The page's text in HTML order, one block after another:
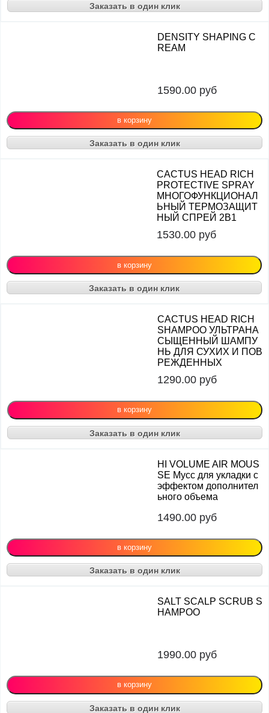
Заказать в один клик
DENSITY SHAPING C
REAM
1590.00 руб
Заказать в один клик
CACTUS HEAD RICH
PROTECTIVE SPRAY
МНОГОФУНКЦИОНАЛ
ЬНЫЙ ТЕРМОЗАЩИТ
НЫЙ СПРЕЙ 2В1
1530.00 руб
Заказать в один клик
CACTUS HEAD RICH
SHAMPOO УЛЬТРАНА
СЫЩЕННЫЙ ШАМПУ
НЬ ДЛЯ СУХИХ И ПОВ
РЕЖДЕННЫХ
1290.00 руб
Заказать в один клик
HI VOLUME AIR MOUS
SE Мусс для укладки с
эффектом дополнител
ьного объема
1490.00 руб
Заказать в один клик
SALT SCALP SCRUB S
HAMPOO
1990.00 руб
Заказать в один клик